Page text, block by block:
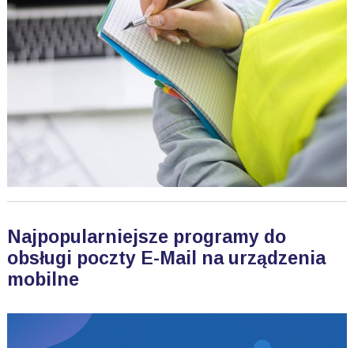
Najpopularniejsze programy do
obsługi poczty E-Mail na urządzenia
mobilne